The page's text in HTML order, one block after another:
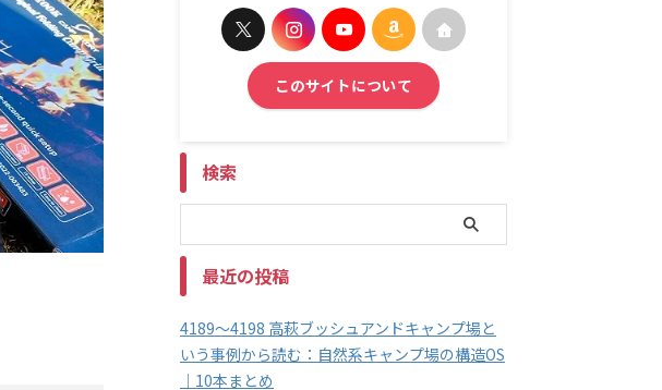
このサイトについて
検索
最近の投稿
4189～4198 高萩ブッシュアンドキャンプ場と
いう事例から読む：自然系キャンプ場の構造OS
｜10本まとめ